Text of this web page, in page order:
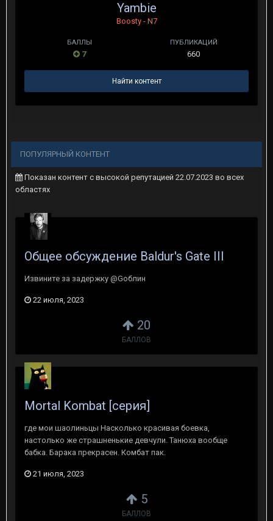
Yambie
Boosty - N7
БАЛЛЫ
7
ПУБЛИКАЦИЙ
660
Найти контент
ПОПУЛЯРНЫЙ КОНТЕНТ
Показан контент с высокой репутацией 22.07.2023 во всех
областях
20
БАЛЛОВ
Общее обсуждение Baldur's Gate III
Извините за задержку @Gоблин
22 июля, 2023
5
БАЛЛОВ
Mortal Kombat [серия]
где мои шаолиньцы Насколько красивая боевка,
настолько же страшненькие девчули. Танюха вообще
бабка. Барака прекрасен. Комбат пак.
21 июля, 2023